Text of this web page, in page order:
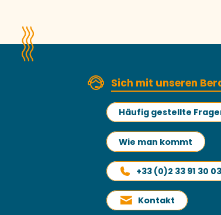
Sich mit unseren
Häufig gestellte
Wie man kommt
+33 (0)2 33 91 30 03
Kontakt